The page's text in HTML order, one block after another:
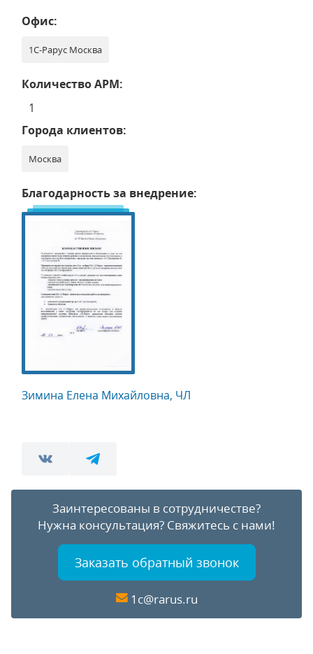
Офис:
1С-Рарус Москва
Количество АРМ:
1
Города клиентов:
Москва
Благодарность за внедрение:
Зимина Елена Михайловна, ЧЛ
Заинтересованы в сотрудничестве?
Нужна консультация? Свяжитесь с нами!
Заказать обратный звонок
1c@rarus.ru